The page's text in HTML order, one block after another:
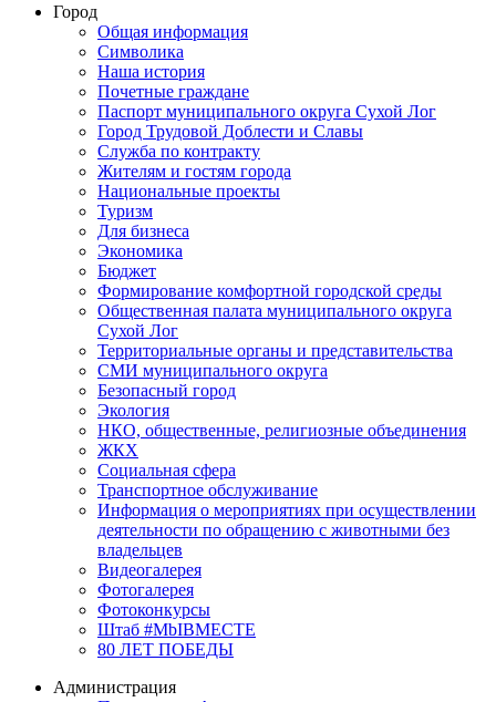
Город
Общая информация
Символика
Наша история
Почетные граждане
Паспорт муниципального округа Сухой Лог
Город Трудовой Доблести и Славы
Служба по контракту
Жителям и гостям города
Национальные проекты
Туризм
Для бизнеса
Экономика
Бюджет
Формирование комфортной городской среды
Общественная палата муниципального округа
Сухой Лог
Территориальные органы и представительства
СМИ муниципального округа
Безопасный город
Экология
НКО, общественные, религиозные объединения
ЖКХ
Социальная сфера
Транспортное обслуживание
Информация о мероприятиях при осуществлении
деятельности по обращению с животными без
владельцев
Видеогалерея
Фотогалерея
Фотоконкурсы
Штаб #MbIBMECTE
80 ЛЕТ ПОБЕДЫ
Администрация